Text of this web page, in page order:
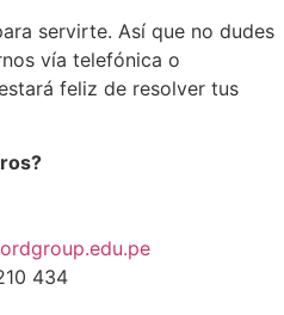
servirte. Así que no dudes
vía telefónica o
feliz de resolver tus
434